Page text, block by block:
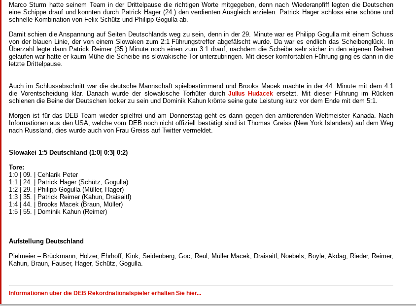
Marco Sturm hatte seinem Team in der Drittelpause die richtigen Worte mitgegeben, denn nach Wiederanpfiff legten die Deutschen
eine Schippe drauf und konnten durch Patrick Hager (24.) den verdienten Ausgleich erzielen. Patrick Hager schloss eine schöne und
schnelle Kombination von Felix Schütz und Philipp Gogulla ab.
Damit schien die Anspannung auf Seiten Deutschlands weg zu sein, denn in der 29. Minute war es Philipp Gogulla mit einem Schuss
von der blauen Linie, der von einem Slowaken zum 2:1 Führungstreffer abgefälscht wurde. Da war es endlich das Scheibenglück. In
Überzahl legte dann Patrick Reimer (35.) Minute noch einen zum 3:1 drauf, nachdem die Scheibe sehr sicher in den eigenen Reihen
gelaufen war hatte er kaum Mühe die Scheibe ins slowakische Tor unterzubringen. Mit dieser komfortablen Führung ging es dann in die
letzte Drittelpause.
Auch im Schlussabschnitt war die deutsche Mannschaft spielbestimmend und Brooks Macek machte in der 44. Minute mit dem 4:1
die Vorentscheidung klar. Danach wurde der slowakische Torhüter durchJulius Hudacek ersetzt. Mit dieser Führung im Rücken
schienen die Beine der Deutschen locker zu sein und Dominik Kahun krönte seine gute Leistung kurz vor dem Ende mit dem 5:1.
Morgen ist für das DEB Team wieder spielfrei und am Donnerstag geht es dann gegen den amtierenden Weltmeister Kanada. Nach
Informationen aus den USA, welche vom DEB noch nicht offiziell bestätigt sind ist Thomas Greiss (New York Islanders) auf dem Weg
nach Russland, dies wurde auch von Frau Greiss auf Twitter vermeldet.
Slowakei 1:5 Deutschland (1:0| 0:3| 0:2)
Tore:
1:0 | 09. | Cehlarik Peter
1:1 | 24. | Patrick Hager (Schütz, Gogulla)
1:2 | 29. | Philipp Gogulla (Müller, Hager)
1:3 | 35. | Patrick Reimer (Kahun, Draisaitl)
1:4 | 44. | Brooks Macek (Braun, Müller)
1:5 | 55. | Dominik Kahun (Reimer)
Aufstellung Deutschland
Pielmeier – Brückmann, Holzer, Ehrhoff, Kink, Seidenberg, Goc, Reul, Müller Macek, Draisaitl, Noebels, Boyle, Akdag, Rieder, Reimer,
Kahun, Braun, Fauser, Hager, Schütz, Gogulla.
Informationen über die DEB Rekordnationalspieler erhalten Sie hier...